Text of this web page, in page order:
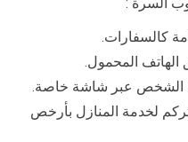
كالسفارات.
المحمول.
الشخص عبر شاشة خاصة.
لخدمة المنازل بأرخص